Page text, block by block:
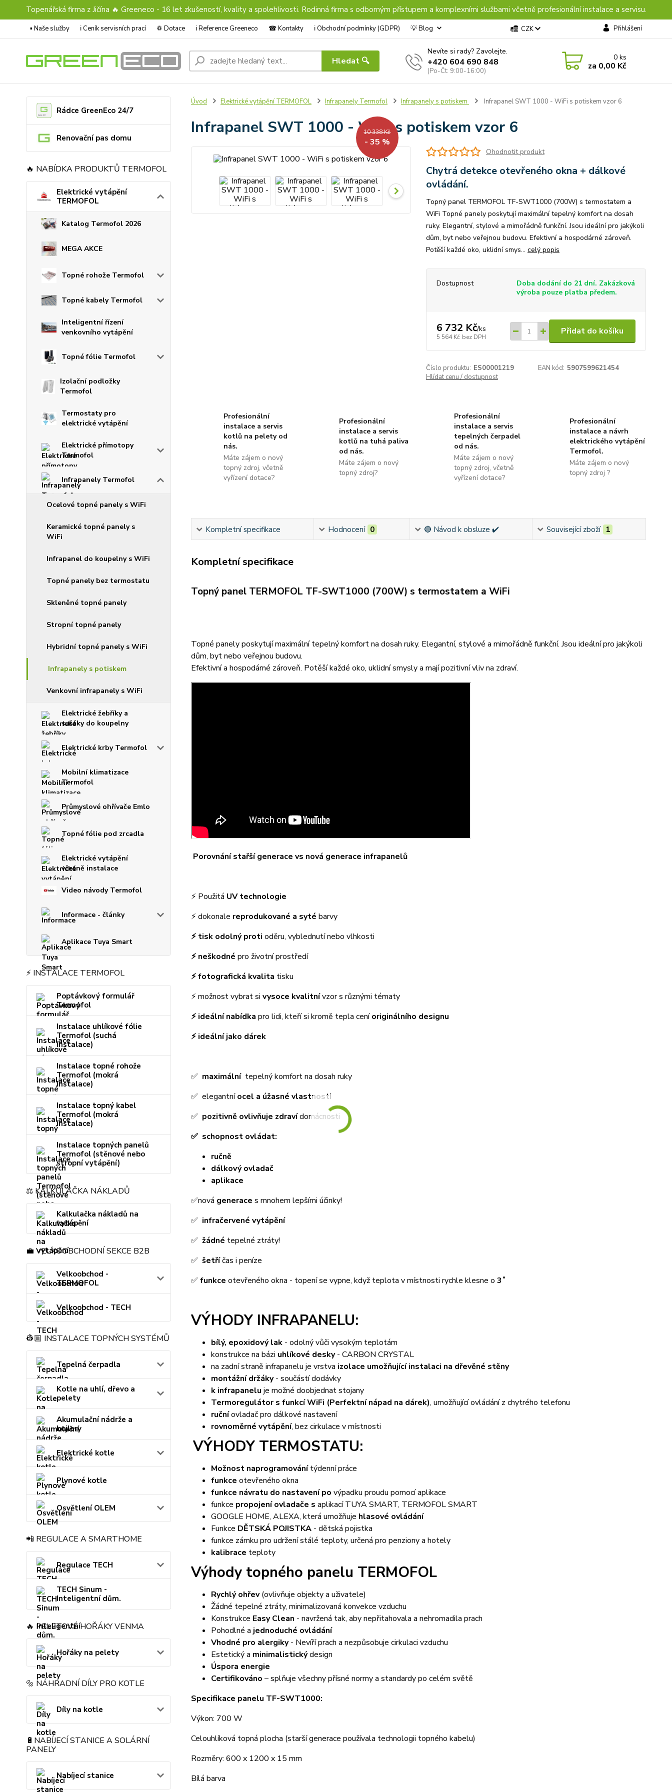
Topenářská firma z Jičína 🔥 Greeneco - 16 let zkušeností, kvality a spolehlivosti. Rodinná firma s odborným přístupem a komplexními službami včetně profesionální instalace a servisu.
▪️ Naše služby ℹ︎ Ceník servisních prací ♽ Dotace ℹ︎ Reference Greeneco ☎︎ Kontakty ℹ︎ Obchodní podmínky (GDPR) 💡 Blog CZK Přihlášení
Hledat 🔍
Nevíte si rady? Zavolejte.
+420 604 690 848
(Po-Čt: 9:00-16:00)
0ks
za 0,00 Kč
Rádce GreenEco 24/7
Renovační pas domu
🔥 NABÍDKA PRODUKTŮ TERMOFOL
Elektrické vytápění
TERMOFOL
Katalog Termofol 2026
MEGA AKCE
Topné rohože Termofol
Topné kabely Termofol
Inteligentní řízení
venkovního vytápění
Topné fólie Termofol
Izolační podložky
Termofol
Termostaty pro
elektrické vytápění
Elektrické přímotopy
Termofol
Infrapanely Termofol
Ocelové topné panely s WiFi
Keramické topné panely s
WiFi
Infrapanel do koupelny s WiFi
Topné panely bez termostatu
Skleněné topné panely
Stropní topné panely
Hybridní topné panely s WiFi
Infrapanely s potiskem
Venkovní infrapanely s WiFi
Elektrické žebříky a
sušáky do koupelny
Elektrické krby Termofol
Mobilní klimatizace
Termofol
Průmyslové ohřívače Emlo
Topné fólie pod zrcadla
Elektrické vytápění
včetně instalace
Video návody Termofol
Informace - články
Aplikace Tuya Smart
⚡ INSTALACE TERMOFOL
Poptávkový formulář
Termofol
Instalace uhlíkové fólie
Termofol (suchá
instalace)
Instalace topné rohože
Termofol (mokrá
instalace)
Instalace topný kabel
Termofol (mokrá
instalace)
Instalace topných panelů
Termofol (stěnové nebo
stropní vytápění)
⚖️ KALKULAČKA NÁKLADŮ
Kalkulačka nákladů na
vytápění
💼 VELKOOBCHODNÍ SEKCE B2B
Velkoobchod -
TERMOFOL
Velkoobchod - TECH
👷🏼 INSTALACE TOPNÝCH SYSTÉMŮ
Tepelná čerpadla
Kotle na uhlí, dřevo a
pelety
Akumulační nádrže a
bojlery
Elektrické kotle
Plynové kotle
Osvětlení OLEM
📲 REGULACE A SMARTHOME
Regulace TECH
TECH Sinum -
Inteligentní dům.
🔥 PELETOVÉ HOŘÁKY VENMA
Hořáky na pelety
🔩 NÁHRADNÍ DÍLY PRO KOTLE
Díly na kotle
🔋NABÍJECÍ STANICE A SOLÁRNÍ
PANELY
Nabíjecí stanice
Úvod Elektrické vytápění TERMOFOL Infrapanely Termofol Infrapanely s potiskem Infrapanel SWT 1000 - WiFi s potiskem vzor 6
Infrapanel SWT 1000 - WiFi s potiskem vzor 6
10 338 Kč
- 35 %
Ohodnotit produkt
Chytrá detekce otevřeného okna + dálkové
ovládání.
Topný panel TERMOFOL TF-SWT1000 (700W) s termostatem a
WiFi Topné panely poskytují maximální tepelný komfort na dosah
ruky. Elegantní, stylové a mimořádně funkční. Jsou ideální pro jakýkoli
dům, byt nebo veřejnou budovu. Efektivní a hospodárné zároveň.
Potěší každé oko, uklidní smys... celý popis
Dostupnost
Doba dodání do 21 dní. Zakázková
výroba pouze platba předem.
6 732 Kč/ks
5 564 Kč bez DPH
Přidat do košíku
Číslo produktu: ES00001219 EAN kód: 5907599621454
Hlídat cenu / dostupnost
Profesionální
instalace a servis
kotlů na pelety od
nás.
Máte zájem o nový
topný zdroj, včetně
vyřízení dotace?
Profesionální
instalace a servis
kotlů na tuhá paliva
od nás.
Máte zájem o nový
topný zdroj?
Profesionální
instalace a servis
tepelných čerpadel
od nás.
Máte zájem o nový
topný zdroj, včetně
vyřízení dotace?
Profesionální
instalace a návrh
elektrického vytápění
Termofol.
Máte zájem o nový
topný zdroj ?
Kompletní specifikace Hodnocení 0 🔴 Návod k obsluze ✔️ Související zboží 1
Kompletní specifikace
Topný panel TERMOFOL TF-SWT1000 (700W) s termostatem a WiFi
Topné panely poskytují maximální tepelný komfort na dosah ruky. Elegantní, stylové a mimořádně funkční. Jsou ideální pro jakýkoli
dům, byt nebo veřejnou budovu.
Efektivní a hospodárné zároveň. Potěší každé oko, uklidní smysly a mají pozitivní vliv na zdraví.
Porovnání stařší generace vs nová generace infrapanelů
⚡ Použitá UV technologie
⚡ dokonale reprodukované a syté barvy
⚡ tisk odolný proti oděru, vyblednutí nebo vlhkosti
⚡ neškodné pro životní prostředí
⚡ fotografická kvalita tisku
⚡ možnost vybrat si vysoce kvalitnívzor s různými tématy
⚡ ideální nabídka pro lidi, kteří si kromě tepla ceníoriginálního designu
⚡ ideální jako dárek
✅ maximálnítepelný komfort na dosah ruky
✅ elegantníocel a úžasné vlastnosti
✅ pozitivně ovlivňuje zdravídomácnosti
✅ schopnost ovládat:
ručně
dálkový ovladač
aplikace
✅nová generace s mnohem lepšími účinky!
✅ infračervené vytápění
✅ žádné tepelné ztráty!
✅ šetříčas i peníze
✅ funkce otevřeného okna - topení se vypne, když teplota v místnosti rychle klesne o 3˚
VÝHODY INFRAPANELU:
bílý, epoxidový lak- odolný vůči vysokým teplotám
konstrukce na bázi uhlíkové desky- CARBON CRYSTAL
na zadní straně infrapanelu je vrstva izolace umožňující instalaci na dřevěné stěny
montážní držáky- součástí dodávky
k infrapanelu je možné doobjednat stojany
Termoregulátor s funkcí WiFi (Perfektní nápad na dárek), umožňující ovládání z chytrého telefonu
ručníovladač pro dálkové nastavení
rovnoměrné vytápění, bez cirkulace v místnosti
VÝHODY TERMOSTATU:
Možnost naprogramovánítýdenní práce
funkce otevřeného okna
funkce návratu do nastavení po výpadku proudu pomocí aplikace
funkce propojení ovladače s aplikací TUYA SMART, TERMOFOL SMART
GOOGLE HOME, ALEXA, která umožňuje hlasové ovládání
Funkce DĚTSKÁ POJISTKA- dětská pojistka
funkce zámku pro udržení stálé teploty, určená pro penziony a hotely
kalibrace teploty
Výhody topného panelu TERMOFOL
Rychlý ohřev(ovlivňuje objekty a uživatele)
Žádné tepelné ztráty, minimalizovaná konvekce vzduchu
Konstrukce Easy Clean - navržená tak, aby nepřitahovala a nehromadila prach
Pohodlné a jednoduché ovládání
Vhodné pro alergiky- Nevíří prach a nezpůsobuje cirkulaci vzduchu
Estetický a minimalistickýdesign
Úspora energie
Certifikováno – splňuje všechny přísné normy a standardy po celém světě
Specifikace panelu TF-SWT1000:
Výkon: 700 W
Celouhlíková topná plocha (starší generace používala technologii topného kabelu)
Rozměry: 600 x 1200 x 15 mm
Bílá barva